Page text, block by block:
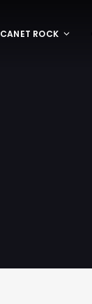
CANET ROCK